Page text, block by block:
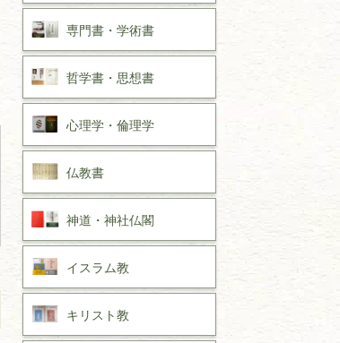
専門書・ 学術書
哲学書・思想書
心理学・倫理学
仏教書
神道・神社仏閣
イスラム教
キリスト教